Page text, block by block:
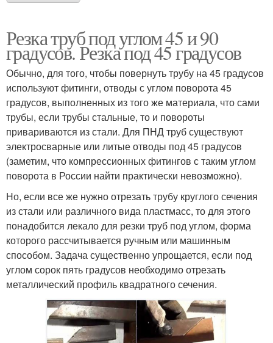
Резка труб под углом 45 и 90
градусов. Резка под 45 градусов
Обычно, для того, чтобы повернуть трубу на 45 градусов
используют фитинги, отводы с углом поворота 45
градусов, выполненных из того же материала, что сами
трубы, если трубы стальные, то и повороты
привариваются из стали. Для ПНД труб существуют
электросварные или литые отводы под 45 градусов
(заметим, что компрессионных фитингов с таким углом
поворота в России найти практически невозможно).
Но, если все же нужно отрезать трубу круглого сечения
из стали или различного вида пластмасс, то для этого
понадобится лекало для резки труб под углом, форма
которого рассчитывается ручным или машинным
способом. Задача существенно упрощается, если под
углом сорок пять градусов необходимо отрезать
металлический профиль квадратного сечения.